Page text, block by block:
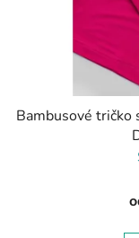
Bambusové tričko